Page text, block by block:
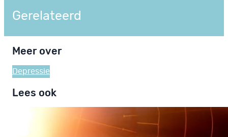
Gerelateerd
Meer over
Depressie
Lees ook